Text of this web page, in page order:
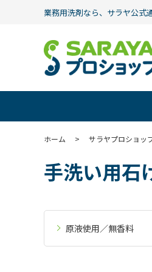
業務用洗剤なら、サラヤ公式
ホーム > サラヤプロショッ
手洗い用石
原液使用／無香料